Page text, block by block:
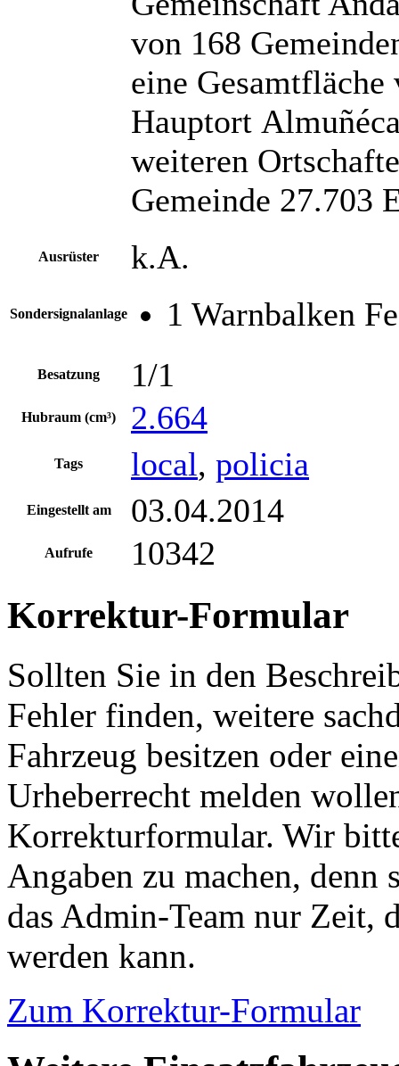
von 168
eine Gesamtfläche
Hauptort
weiteren
Gemeinde 27.703
Ausrüster k.A.
Sondersignalanlage 1 Warnbalken
Besatzung 1/1
Hubraum (cm³) 2.664
Tags local, policia
Eingestellt am 03.04.2014
Aufrufe 10342
Korrektur-Formular
Sollten Sie in den
Fehler finden, weitere
Fahrzeug besitzen oder
Urheberrecht melden
Korrekturformular. Wir
Angaben zu machen,
das Admin-Team nur Zeit,
werden kann.
Zum Korrektur-Formular